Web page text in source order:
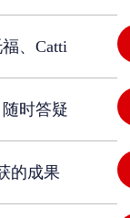
、Catti
时答疑
的成果